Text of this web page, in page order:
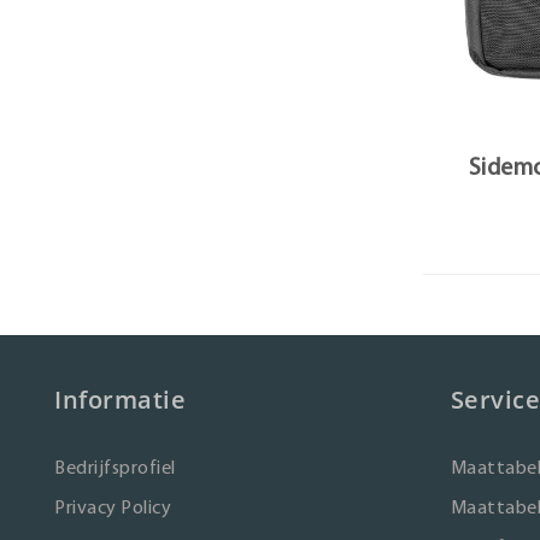
Informatie
Bedrijfsprofiel
Privacy Policy
Service